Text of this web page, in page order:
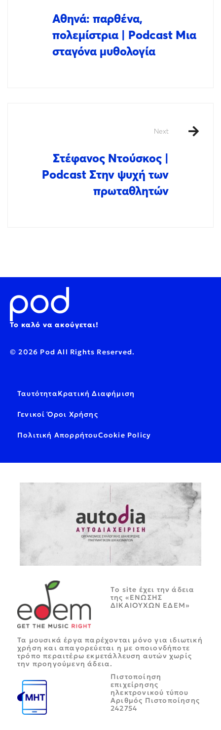
Αθηνά: παρθένα,
πολεμίστρια | Podcast Μια
σταγόνα μυθολογία
Next
Στέφανος Ντούσκος |
Podcast Στην ψυχή των
πρωταθλητών
Το καλό να ακούγεται!
© 2026 Pod All Rights Reserved.
ΤαυτότηταΚρατική Διαφήμιση
Γενικοί Όροι Χρήσης
Πολιτική ΑπορρήτουCookie Policy
Tο site έχει την άδεια
της «ΕΝΩΣΗΣ
ΔΙΚΑΙΟΥΧΩΝ ΕΔΕΜ»
Τα μουσικά έργα παρέχονται μόνο για ιδιωτική
χρήση και απαγορεύεται η με οποιονδήποτε
τρόπο περαιτέρω εκμετάλλευση αυτών χωρίς
την προηγούμενη άδεια.
Πιστοποίηση
επιχείρησης
ηλεκτρονικού τύπου
Αριθμός Πιστοποίησης
242754